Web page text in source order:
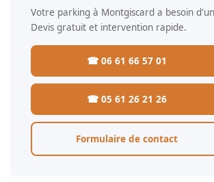
Votre parking à Montgiscard a besoin
Devis gratuit et intervention rapide.
☎ 06 61 66 57 01
☎ 05 61 26 21 26
Formulaire de contact